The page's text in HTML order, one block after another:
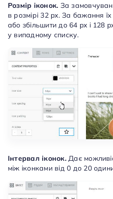
Розмір іконок. За
в розмірі 32 px. За бажання
або збільшити до 64 px і 128
у випадному списку.
Інтервал іконок.Дає
між іконками від 0 до 20